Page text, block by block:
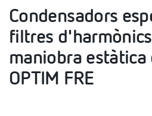
Condensadors
filtres
maniobra estàtica
OPTIM FRE